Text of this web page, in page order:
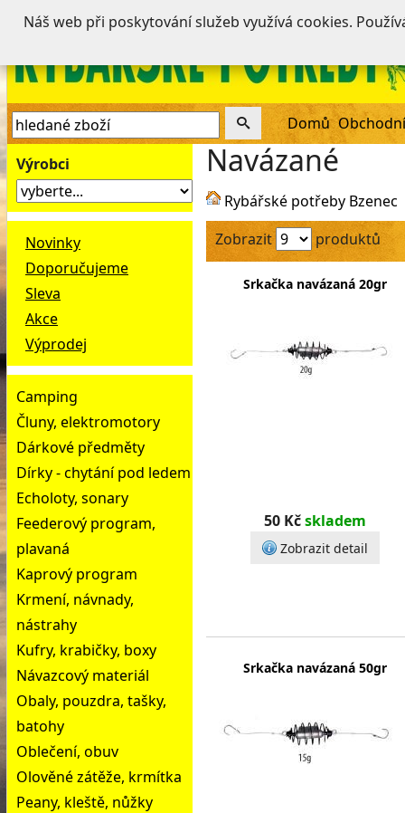
Domů
Výrobci
Novinky
Doporučujeme
Sleva
Akce
Výprodej
Camping
Čluny, elektromotory
Dárkové předměty
Dírky - chytání pod ledem
Echoloty, sonary
Feederový program,
plavaná
Kaprový program
Krmení, návnady,
nástrahy
Kufry, krabičky, boxy
Návazcový materiál
Obaly, pouzdra, tašky,
batohy
Oblečení, obuv
Olověné zátěže, krmítka
Peany, kleště, nůžky
Navázané
Rybářské potřeby Bzenec
Zobrazit
produktů
Srkačka navázaná 20gr
50 Kč skladem
Zobrazit detail
Srkačka navázaná 50gr
Náš web při poskytování služeb využívá cookies.